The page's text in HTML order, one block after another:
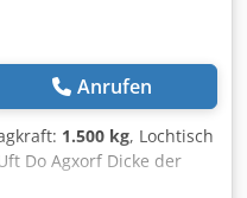
Anrufen
1.500 kg, Lochtisch
Do Agxorf Dicke der
der Bohrungen 28mm